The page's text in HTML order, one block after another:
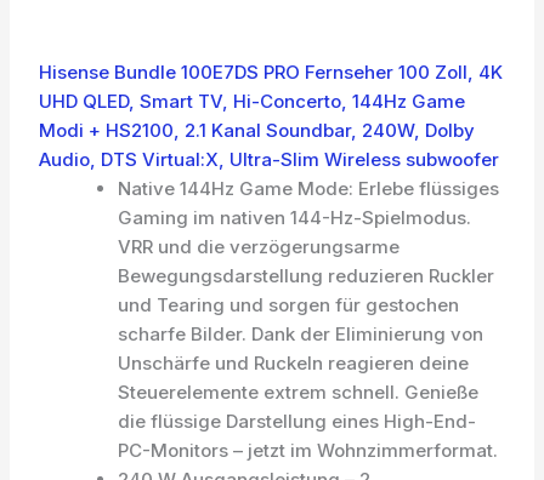
Hisense Bundle 100E7DS PRO Fernseher 100 Zoll, 4K
UHD QLED, Smart TV, Hi-Concerto, 144Hz Game
Modi + HS2100, 2.1 Kanal Soundbar, 240W, Dolby
Audio, DTS Virtual:X, Ultra-Slim Wireless subwoofer
Native 144Hz Game Mode: Erlebe flüssiges
Gaming im nativen 144-Hz-Spielmodus.
VRR und die verzögerungsarme
Bewegungsdarstellung reduzieren Ruckler
und Tearing und sorgen für gestochen
scharfe Bilder. Dank der Eliminierung von
Unschärfe und Ruckeln reagieren deine
Steuerelemente extrem schnell. Genieße
die flüssige Darstellung eines High-End-
PC-Monitors – jetzt im Wohnzimmerformat.